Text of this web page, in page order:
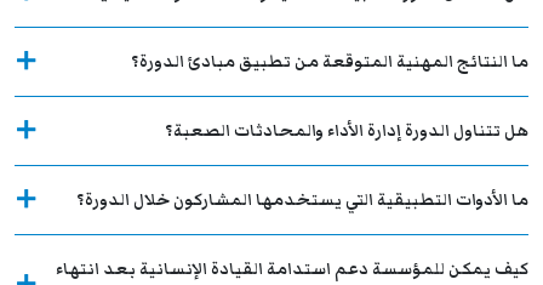
ما النتائج المهنية المتوقعة من تطبيق مبادئ الدورة؟
هل تتناول الدورة إدارة الأداء والمحادثات الصعبة؟
ما الأدوات التطبيقية التي يستخدمها المشاركون خلال الدورة؟
كيف يمكن للمؤسسة دعم استدامة القيادة الإنسانية بعد انتهاء